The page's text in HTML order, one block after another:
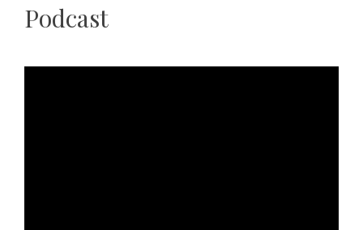
Podcast